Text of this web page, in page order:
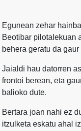
Egunean zehar
Beotibar pilotalekuan
behera geratu da
Jaialdi hau datorren
frontoi berean, eta
balioko dute.
Bertara joan nahi ez
itzulketa eskatu ahal